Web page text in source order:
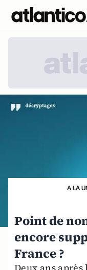
A LA
Point de
encore
France ?